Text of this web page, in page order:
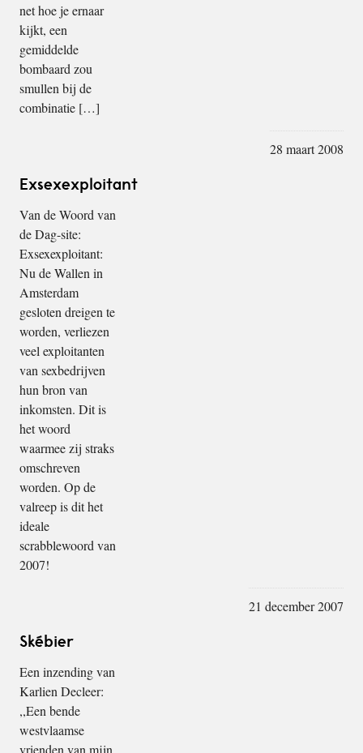
net hoe je ernaar
kijkt, een
gemiddelde
bombaard zou
smullen bij de
combinatie […]
28 maart 2008
Exsexexploitant
Van de Woord van
de Dag-site:
Exsexexploitant:
Nu de Wallen in
Amsterdam
gesloten dreigen te
worden, verliezen
veel exploitanten
van sexbedrijven
hun bron van
inkomsten. Dit is
het woord
waarmee zij straks
omschreven
worden. Op de
valreep is dit het
ideale
scrabblewoord van
2007!
21 december 2007
Skébier
Een inzending van
Karlien Decleer:
,,Een bende
westvlaamse
vrienden van mijn